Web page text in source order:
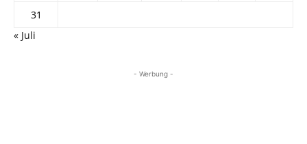
31
« Juli
- Werbung -